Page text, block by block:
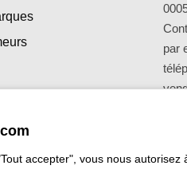
par
accepter", vous nous